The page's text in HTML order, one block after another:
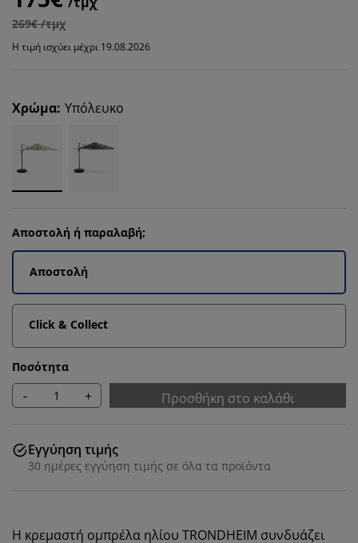
269€ /τμχ
Η τιμή ισχύει μέχρι 19.08.2026
Χρώμα: Υπόλευκο
Αποστολή ή παραλαβή;
Αποστολή
Click & Collect
Ποσότητα
- + Προσθήκη στο καλάθι
Εγγύηση τιμής
30 ημέρες εγγύηση τιμής σε όλα τα προϊόντα
Η κρεμαστή ομπρέλα ηλίου TRONDHEIM συνδυάζει